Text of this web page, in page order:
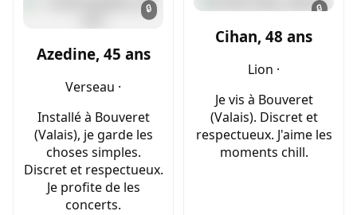
🔒
Azedine, 45 ans
Verseau ·
Installé à Bouveret
(Valais), je garde les
choses simples.
Discret et respectueux.
Je profite de les
concerts.
🔒
Cihan, 48 ans
Lion ·
Je vis à Bouveret
(Valais). Discret et
respectueux. J'aime les
moments chill.